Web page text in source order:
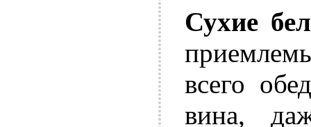
Сухие
всего
вина,